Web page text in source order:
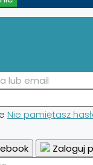
Nie pamiętasz
Zaloguj